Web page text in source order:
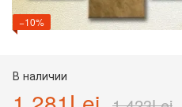
−10%
В наличии